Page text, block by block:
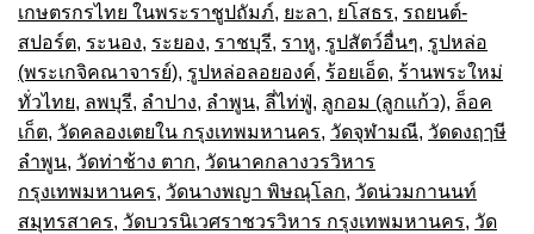
เกษตรกรไทย ในพระราชูปถัมภ์, ยะลา, ยโสธร, รถยนต์-
สปอร์ต, ระนอง, ระยอง, ราชบุรี, ราหู, รูปสัตว์อื่นๆ, รูปหล่อ
(พระเกจิคณาจารย์), รูปหล่อลอยองค์, ร้อยเอ็ด, ร้านพระใหม่
ทั่วไทย, ลพบุรี, ลำปาง, ลำพูน, ลี่ไท่ฟู่, ลูกอม (ลูกแก้ว), ล็อค
เก็ต, วัดคลองเตยใน กรุงเทพมหานคร, วัดจุฬามณี, วัดดงฤๅษี
ลำพูน, วัดท่าช้าง ตาก, วัดนาคกลางวรวิหาร
กรุงเทพมหานคร, วัดนางพญา พิษณุโลก, วัดน่วมกานนท์
สมุทรสาคร, วัดบวรนิเวศราชวรวิหาร กรุงเทพมหานคร, วัด